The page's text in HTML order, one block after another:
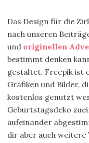
Das Design für die
nach unseren
und originellen
bestimmt denken
gestaltet. Freepik ist
Grafiken und Bilder,
kostenlos genutzt
Geburtstagsdeko
aufeinander
dir aber auch weitere